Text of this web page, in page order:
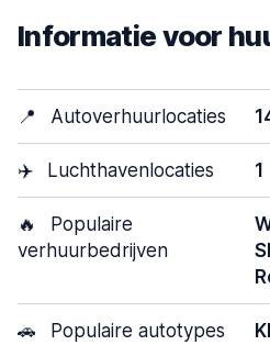
Informatie voor
📍 Autoverhuurlocaties
✈️ Luchthavenlocaties 1
🔥
Populaire
verhuurbedrijven
🚗 Populaire autotypes